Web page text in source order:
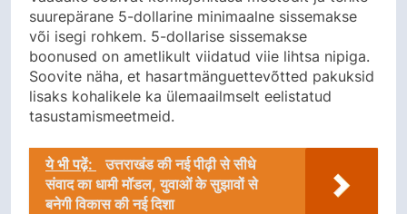
suurepärane 5-dollarine minimaalne sissemakse
või isegi rohkem. 5-dollarise sissemakse
boonused on ametlikult viidatud viie lihtsa nipiga.
Soovite näha, et hasartmänguettevõtted pakuksid
lisaks kohalikele ka ülemaailmselt eelistatud
tasustamismeetmeid.
ये भी पढ़ें:
उत्तराखंड की नई पीढ़ी से सीधे
संवाद का धामी मॉडल, युवाओं के सुझावों से
बनेगी विकास की नई दिशा